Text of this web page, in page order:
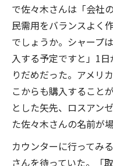
で佐々木さんは「会社
民需用をバランスよく
でしょうか。シャープ
入する予定ですと」1
りだめだった。アメリ
こからも購入すること
とした矢先、ロスアン
た佐々木さんの名前が
カウンターに行ってみ
さんを待っていた。「